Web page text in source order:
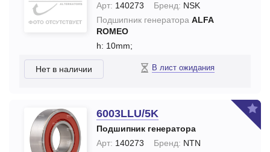
Арт: 140273 Бренд: NSK
Подшипник генератора ALFA
ROMEO
h: 10mm;
Нет в наличии В лист ожидания
6003LLU/5K
Подшипник генератора
Арт: 140273 Бренд: NTN